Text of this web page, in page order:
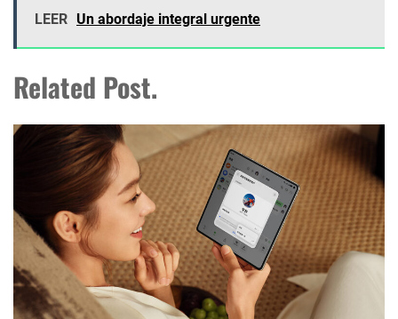
LEER Un abordaje integral urgente
Related Post.